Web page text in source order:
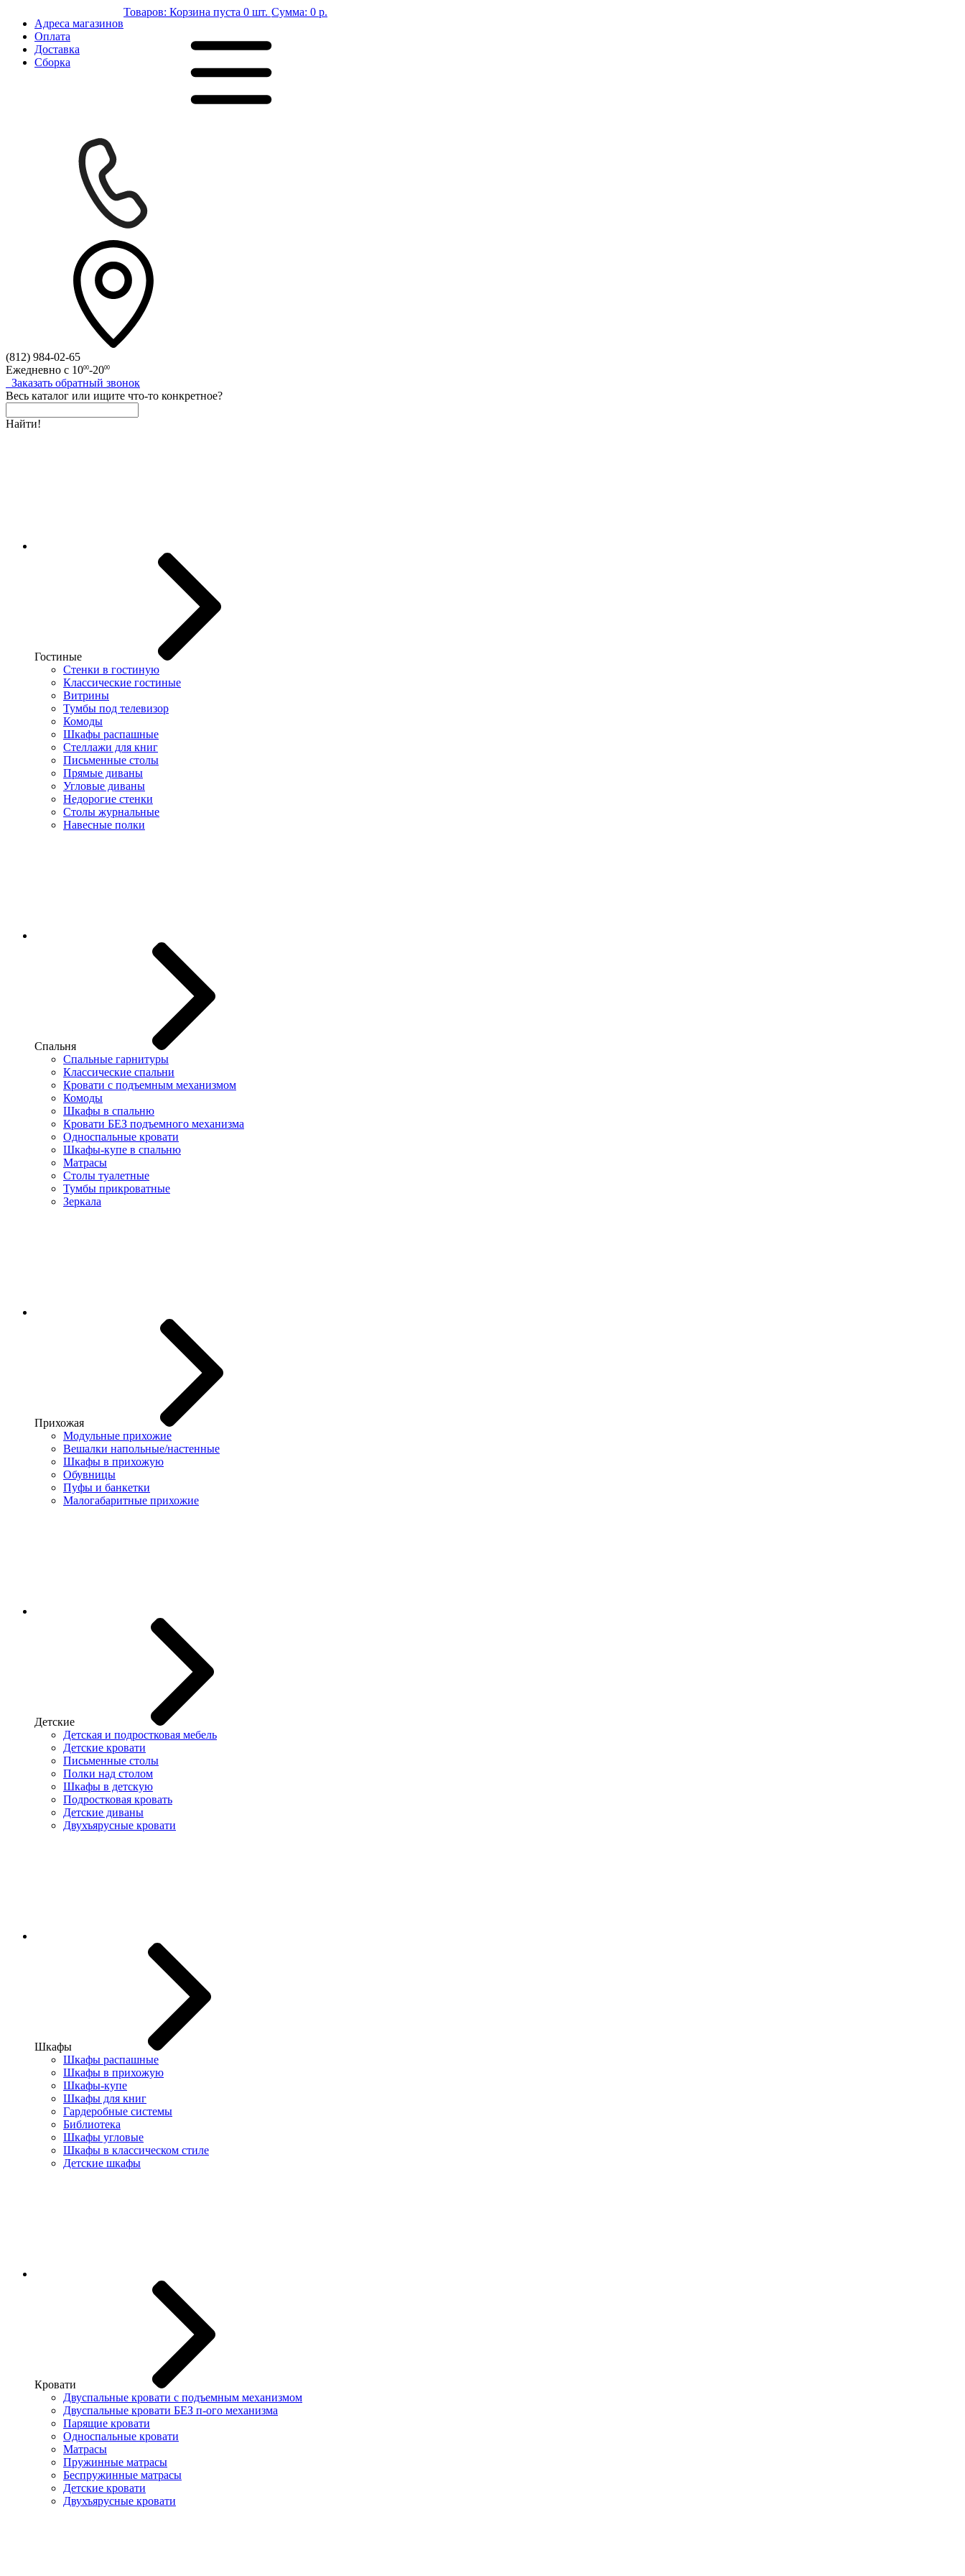
Адреса магазинов
Оплата
Доставка
Сборка
Товаров: Корзина пуста 0 шт. Сумма: 0 р.
(812) 984-02-65
Ежедневно с 1000-2000
Заказать обратный звонок
Весь каталог или ищите что-то конкретное?
Найти!
Гостиные
Стенки в гостиную
Классические гостиные
Витрины
Тумбы под телевизор
Комоды
Шкафы распашные
Стеллажи для книг
Письменные столы
Прямые диваны
Угловые диваны
Недорогие стенки
Столы журнальные
Навесные полки
Спальня
Спальные гарнитуры
Классические спальни
Кровати с подъемным механизмом
Комоды
Шкафы в спальню
Кровати БЕЗ подъемного механизма
Односпальные кровати
Шкафы-купе в спальню
Матрасы
Столы туалетные
Тумбы прикроватные
Зеркала
Прихожая
Модульные прихожие
Вешалки напольные/настенные
Шкафы в прихожую
Обувницы
Пуфы и банкетки
Малогабаритные прихожие
Детские
Детская и подростковая мебель
Детские кровати
Письменные столы
Полки над столом
Шкафы в детскую
Подростковая кровать
Детские диваны
Двухъярусные кровати
Шкафы
Шкафы распашные
Шкафы в прихожую
Шкафы-купе
Шкафы для книг
Гардеробные системы
Библиотека
Шкафы угловые
Шкафы в классическом стиле
Детские шкафы
Кровати
Двуспальные кровати с подъемным механизмом
Двуспальные кровати БЕЗ п-ого механизма
Парящие кровати
Односпальные кровати
Матрасы
Пружинные матрасы
Беспружинные матрасы
Детские кровати
Двухъярусные кровати